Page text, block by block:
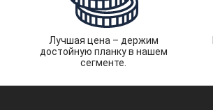
Лучшая цена – держим
достойную планку в нашем
сегменте.